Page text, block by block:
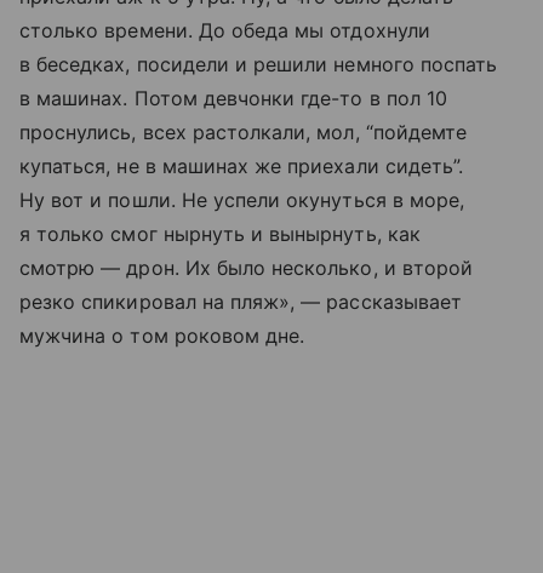
столько времени. До обеда мы отдохнули
в беседках, посидели и решили немного поспать
в машинах. Потом девчонки где-то в пол 10
проснулись, всех растолкали, мол, “пойдемте
купаться, не в машинах же приехали сидеть”.
Ну вот и пошли. Не успели окунуться в море,
я только смог нырнуть и вынырнуть, как
смотрю — дрон. Их было несколько, и второй
резко спикировал на пляж», — рассказывает
мужчина о том роковом дне.